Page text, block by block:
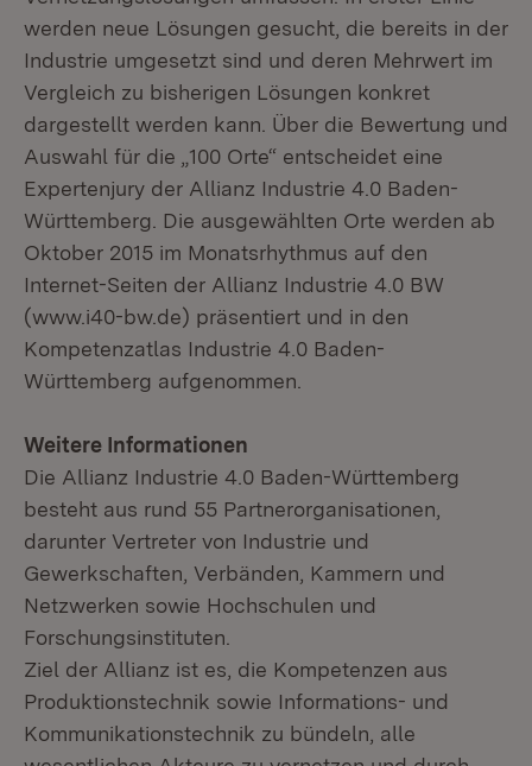
werden neue Lösungen gesucht, die bereits in der
Industrie umgesetzt sind und deren Mehrwert im
Vergleich zu bisherigen Lösungen konkret
dargestellt werden kann. Über die Bewertung und
Auswahl für die „100 Orte“ entscheidet eine
Expertenjury der Allianz Industrie 4.0 Baden-
Württemberg. Die ausgewählten Orte werden ab
Oktober 2015 im Monatsrhythmus auf den
Internet-Seiten der Allianz Industrie 4.0 BW
(www.i40-bw.de) präsentiert und in den
Kompetenzatlas Industrie 4.0 Baden-
Württemberg aufgenommen.
Weitere Informationen
Die Allianz Industrie 4.0 Baden-Württemberg
besteht aus rund 55 Partnerorganisationen,
darunter Vertreter von Industrie und
Gewerkschaften, Verbänden, Kammern und
Netzwerken sowie Hochschulen und
Forschungsinstituten.
Ziel der Allianz ist es, die Kompetenzen aus
Produktionstechnik sowie Informations- und
Kommunikationstechnik zu bündeln, alle